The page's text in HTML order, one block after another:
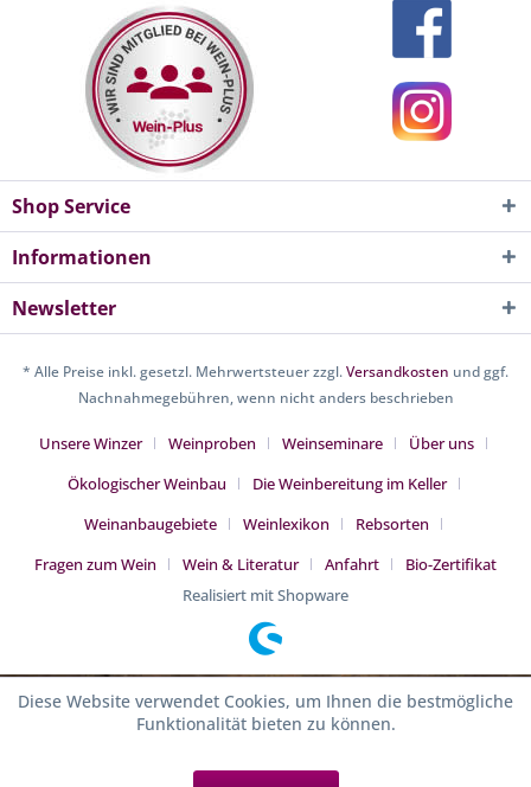
Shop Service
Informationen
Newsletter
* Alle Preise inkl. gesetzl. Mehrwertsteuer zzgl.Versandkosten und ggf.
Nachnahmegebühren, wenn nicht anders beschrieben
Unsere Winzer Weinproben Weinseminare
Über uns
Ökologischer Weinbau
Die Weinbereitung im Keller
Weinanbaugebiete
Weinlexikon
Rebsorten
Fragen zum Wein
Wein & Literatur Anfahrt
Bio-Zertifikat
Realisiert mit Shopware
Diese Website verwendet Cookies, um Ihnen die bestmögliche
Funktionalität bieten zu können.